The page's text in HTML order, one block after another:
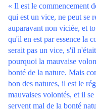
« Il est le commencement
qui est un vice, ne peut se
auparavant non viciée, et
qu'il en est par essence la
serait pas un vice, s'il
pourquoi la mauvaise
bonté de la nature. Mais
bon des natures, il est le
mauvaises volontés, et il
servent mal de la bonté